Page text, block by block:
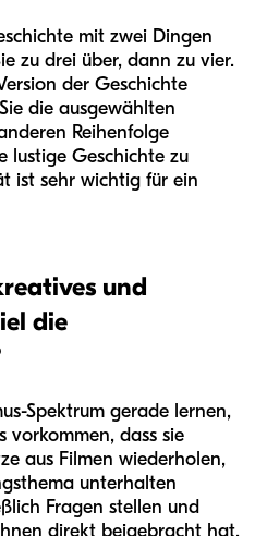
mit zwei Dingen
zu drei über, dann zu vier.
der Geschichte
die ausgewählten
Reihenfolge
lustige Geschichte zu
ist sehr wichtig für ein
und
die
Spektrum gerade lernen,
vorkommen, dass sie
aus Filmen wiederholen,
unterhalten
Fragen stellen und